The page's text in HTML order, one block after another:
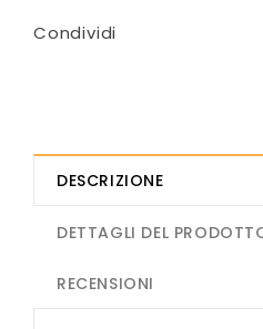
Condividi
DESCRIZIONE
DETTAGLI DEL
RECENSIONI